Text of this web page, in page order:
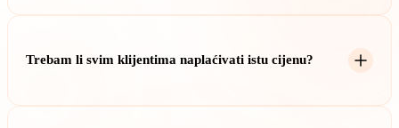
Trebam li svim klijentima naplaćivati istu cijenu?